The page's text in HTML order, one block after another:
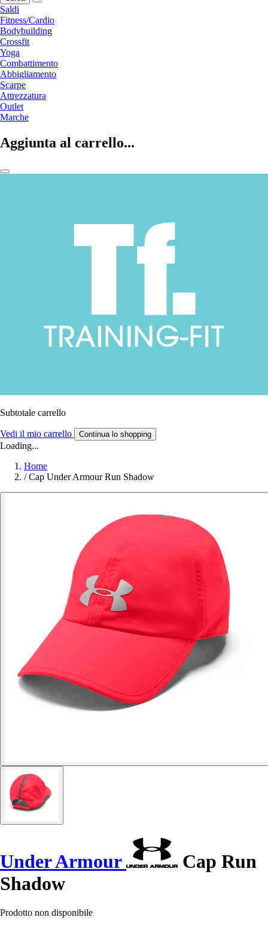
Saldi
Fitness/Cardio
Bodybuilding
Crossfit
Yoga
Combattimento
Abbigliamento
Scarpe
Attrezzatura
Outlet
Marche
Aggiunta al carrello...
Subtotale carrello
Vedi il mio carrello Continua lo shopping
Loading...
Home
/ Cap Under Armour Run Shadow
Under Armour
Cap Run
Shadow
Prodotto non disponibile